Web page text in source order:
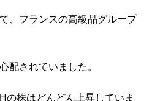
、フランスの高級品グループ
配されていました。
の株はどんどん上昇していま